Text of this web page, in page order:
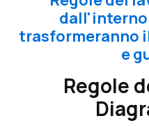
dall'interno
trasformeranno
e
Regole